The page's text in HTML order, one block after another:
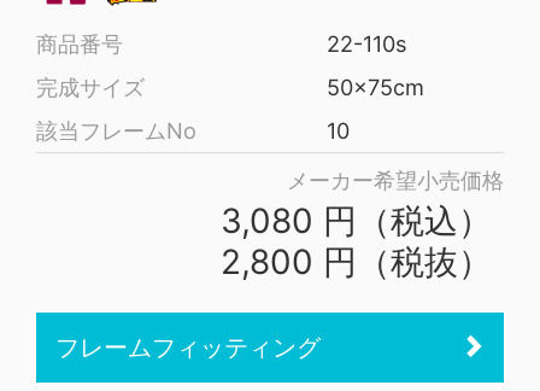
商品番号
22-110s
完成サイズ
50x75cm
該当フレームNo
10
メーカー希望小売価格
3,080 円（税込）
2,800 円（税抜）
フレームフィッティング